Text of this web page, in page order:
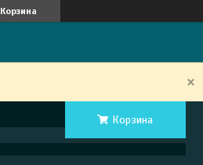
Корзина
Корзина